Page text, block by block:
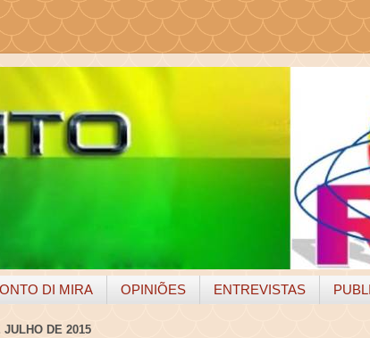
DI MIRA OPINIÕES ENTREVISTAS
JULHO DE 2015